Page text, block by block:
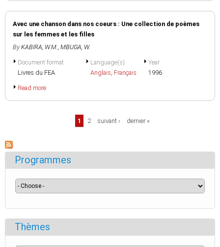
Avec une chanson dans nos coeurs : Une collection de poèmes
sur les femmes et les filles
By KABIRA, W.M., MBUGA, W.
Document format
Livres du FEA
Language(s)
Anglais, Français
Year
1996
Read more
1 2 suivant › dernier »
Programmes
Thèmes